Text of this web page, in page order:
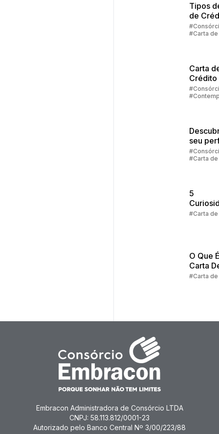
Tipos
de
#Carta
Carta
Crédito
seu
#Carta
5
Sobre
#Carta
O Que
Carta
Crédito
#Carta
Embracon Administradora de Consórcio LTDA
CNPJ: 58.113.812/0001-23
Autorizado pelo Banco Central Nº 3/00/223/88